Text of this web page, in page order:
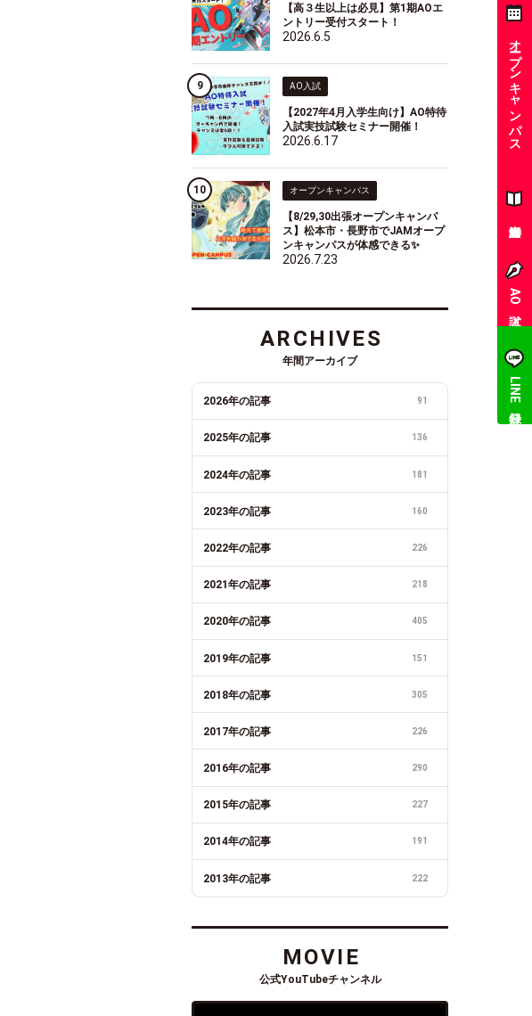
【高３生以上は必見】第1期AOエ
ントリー受付スタート！
2026.6.5
AO入試
【2027年4月入学生向け】AO特待
入試実技試験セミナー開催！
2026.6.17
オープンキャンパス
【8/29,30出張オープンキャンパ
ス】松本市・長野市でJAMオープ
ンキャンパスが体感できる✨
2026.7.23
ARCHIVES
年間アーカイブ
2026年の記事 91
2025年の記事 136
2024年の記事 181
2023年の記事 160
2022年の記事 226
2021年の記事 218
2020年の記事 405
2019年の記事 151
2018年の記事 305
2017年の記事 226
2016年の記事 290
2015年の記事 227
2014年の記事 191
2013年の記事 222
MOVIE
公式YouTubeチャンネル
オープンキャンパス
AO入試
LINE登録